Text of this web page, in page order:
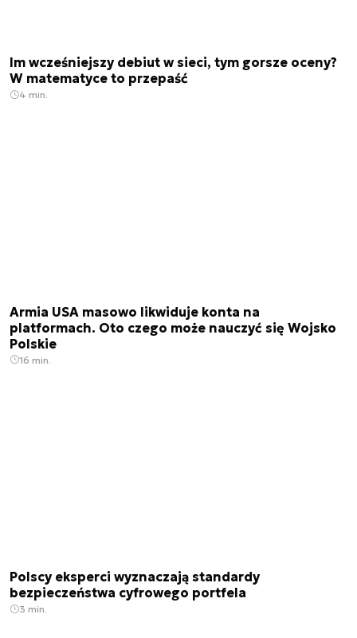
Im wcześniejszy debiut w sieci, tym gorsze oceny?
W matematyce to przepaść
4 min.
Armia USA masowo likwiduje konta na
platformach. Oto czego może nauczyć się Wojsko
Polskie
16 min.
Polscy eksperci wyznaczają standardy
bezpieczeństwa cyfrowego portfela
3 min.